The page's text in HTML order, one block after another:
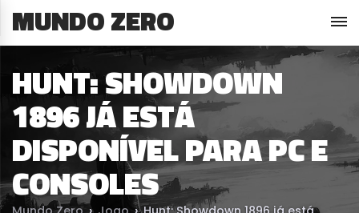
MUNDO ZERO
HUNT: SHOWDOWN
1896 JÁ ESTÁ
DISPONÍVEL PARA PC E
CONSOLES